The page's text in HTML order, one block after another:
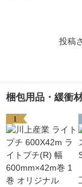
投稿
梱包用品・緩衝
1